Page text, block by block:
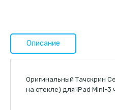
Описание
Оригинальный Тачскрин
на стекле) для iPad Mini-3